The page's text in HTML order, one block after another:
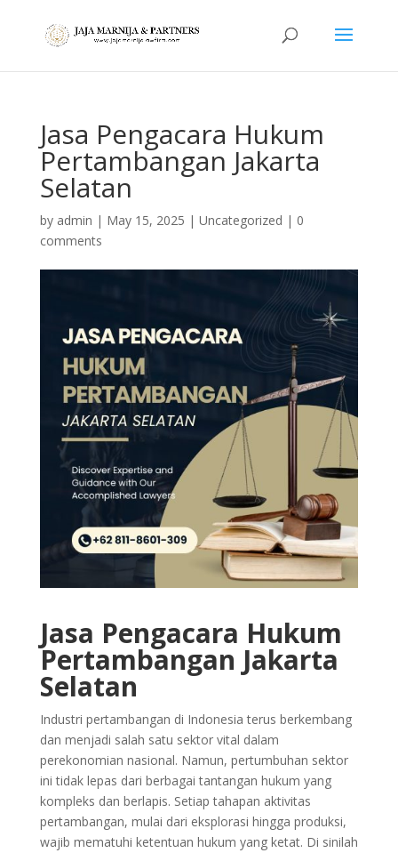
Jasa Pengacara Hukum
Pertambangan Jakarta
Selatan
by admin | May 15, 2025 | Uncategorized | 0
comments
Jasa Pengacara Hukum
Pertambangan Jakarta
Selatan
Industri pertambangan di Indonesia terus berkembang
dan menjadi salah satu sektor vital dalam
perekonomian nasional. Namun, pertumbuhan sektor
ini tidak lepas dari berbagai tantangan hukum yang
kompleks dan berlapis. Setiap tahapan aktivitas
pertambangan, mulai dari eksplorasi hingga produksi,
wajib mematuhi ketentuan hukum yang ketat. Di sinilah